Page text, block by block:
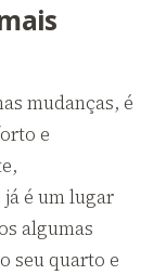
mudanças, é
e
é um lugar
algumas
seu quarto e